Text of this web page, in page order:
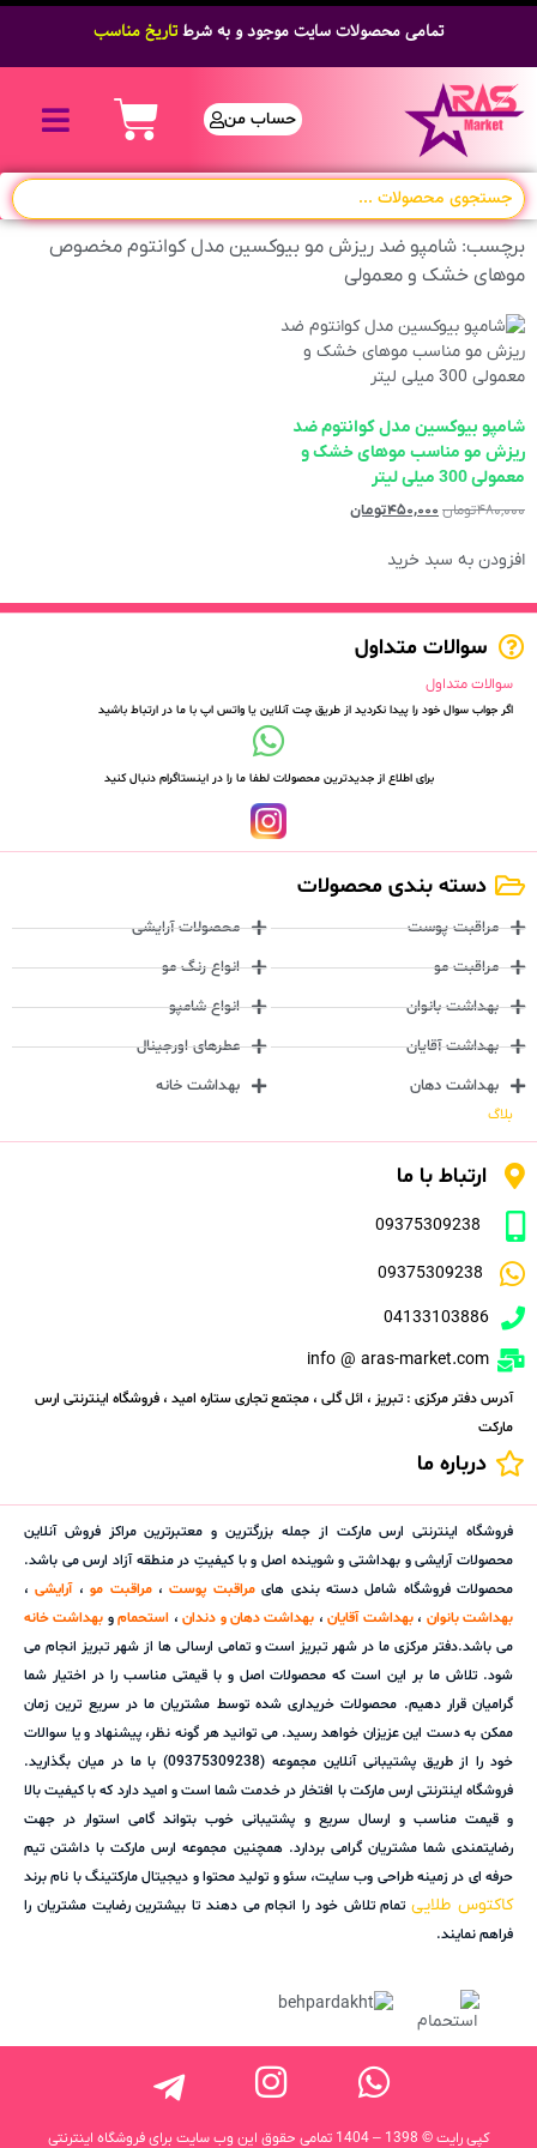
تمامی محصولات سایت موجود و به شرطتاریخ مناسب
حساب من
برچسب: شامپو ضد ریزش مو بیوکسین مدل کوانتوم مخصوص
موهای خشک و معمولی
شامپو بیوکسین مدل کوانتوم ضد
ریزش مو مناسب موهای خشک و
معمولی 300 میلی لیتر
۴۸۰,۰۰۰تومان ۴۵۰,۰۰۰تومان
افزودن به سبد خرید
سوالات متداول
سوالات متداول
اگر جواب سوال خود را پیدا نکردید از طریق چت آنلاین یا واتس اپ با ما در ارتباط باشید
برای اطلاع از جدیدترین محصولات لطفا ما را در اینستاگرام دنبال کنید
دسته بندی محصولات
مراقبت پوست
مراقبت مو
بهداشت بانوان
بهداشت آقایان
بهداشت دهان
محصولات آرایشی
انواع رنگ مو
انواع شامپو
عطرهای اورجینال
بهداشت خانه
بلاگ
ارتباط با ما
09375309238
09375309238
04133103886
info @ aras-market.com
آدرس دفتر مرکزی : تبریز ، ائل گلی ، مجتمع تجاری ستاره امید ، فروشگاه اینترنتی ارس
مارکت
درباره ما
فروشگاه اینترنتی ارس مارکت از جمله بزرگترین و معتبرترین مراکز فروش آنلاین
محصولات آرایشی و بهداشتی و شوینده اصل و با کیفیتِ در منطقه آزاد ارس می باشد.
محصولات فروشگاه شامل دسته بندی هایمراقبت پوست،مراقبت مو،آرایشی،
بهداشت بانوان ،بهداشت آقایان، بهداشت دهان و دندان، استحمامو بهداشت خانه
می باشد.دفتر مرکزی ما در شهر تبریز است و تمامی ارسالی ها از شهر تبریز انجام می
شود. تلاش ما بر این است که محصولات اصل و با قیمتی مناسب را در اختیار شما
گرامیان قرار دهیم. محصولات خریداری شده توسط مشتریان ما در سریع ترین زمان
ممکن به دست این عزیزان خواهد رسید. می توانید هر گونه نظر، پیشنهاد و یا سوالات
خود را از طریق پشتیبانی آنلاین مجموعه (09375309238) با ما در میان بگذارید.
فروشگاه اینترنتی ارس مارکت با افتخار در خدمت شما است و امید دارد که با کیفیت بالا
و قیمت مناسب و ارسال سریع و پشتیبانی خوب بتواند گامی استوار در جهت
رضایتمندی شما مشتریان گرامی بردارد. همچنین مجموعه ارس مارکت با داشتن تیم
حرفه ای در زمینه طراحی وب سایت، سئو و تولید محتوا و دیجیتال مارکتینگ با نام برند
کاکتوس طلاییتمام تلاش خود را انجام می دهند تا بیشترین رضایت مشتریان را
فراهم نمایند.
کپی رایت © 1398 – 1404 تمامی حقوق این وب سایت برای فروشگاه اینترنتی